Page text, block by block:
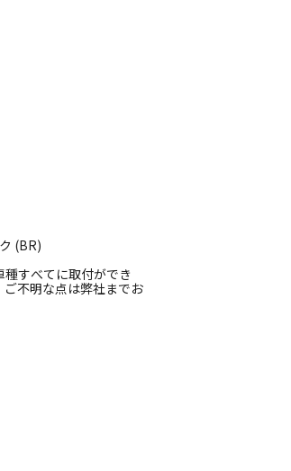
(BR)
すべてに取付ができ
不明な点は弊社までお